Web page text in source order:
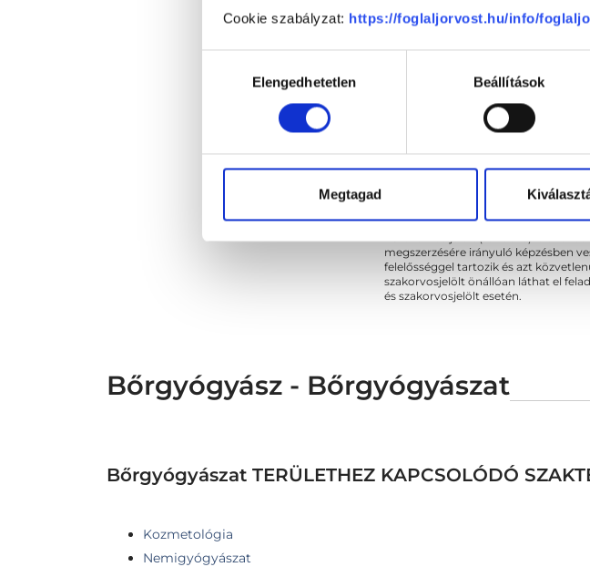
Cookie szabályzat: https://foglaljorvost.hu/info/
kiválasztásaElengedhetetlen Beállítások
Megtagad
* Szakorvos jelölt (rezidens):
megszerzésére irányuló képzésben
felelősséggel tartozik és azt
szakorvosjelölt önállóan láthat el
és szakorvosjelölt esetén.
Bőrgyógyász - Bőrgyógyászat
Bőrgyógyászat TERÜLETHEZ KAPCSOLÓDÓ
Kozmetológia
Nemigyógyászat